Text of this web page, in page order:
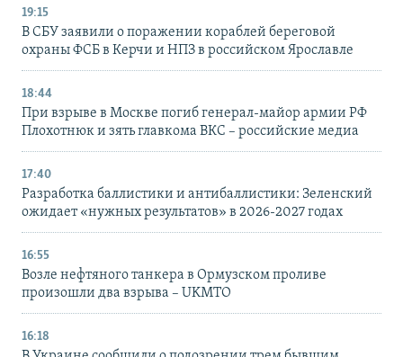
19:15
В СБУ заявили о поражении кораблей береговой
охраны ФСБ в Керчи и НПЗ в российском Ярославле
18:44
При взрыве в Москве погиб генерал-майор армии РФ
Плохотнюк и зять главкома ВКС – российские медиа
17:40
Разработка баллистики и антибаллистики: Зеленский
ожидает «нужных результатов» в 2026-2027 годах
16:55
Возле нефтяного танкера в Ормузском проливе
произошли два взрыва – UKMTO
16:18